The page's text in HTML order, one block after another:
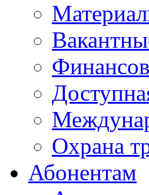
Охрана
Абонентам